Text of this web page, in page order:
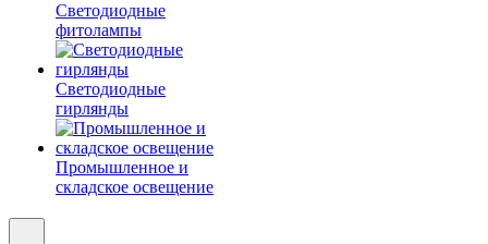
Светодиодные
фитолампы
Светодиодные
гирлянды
Промышленное и
складское освещение